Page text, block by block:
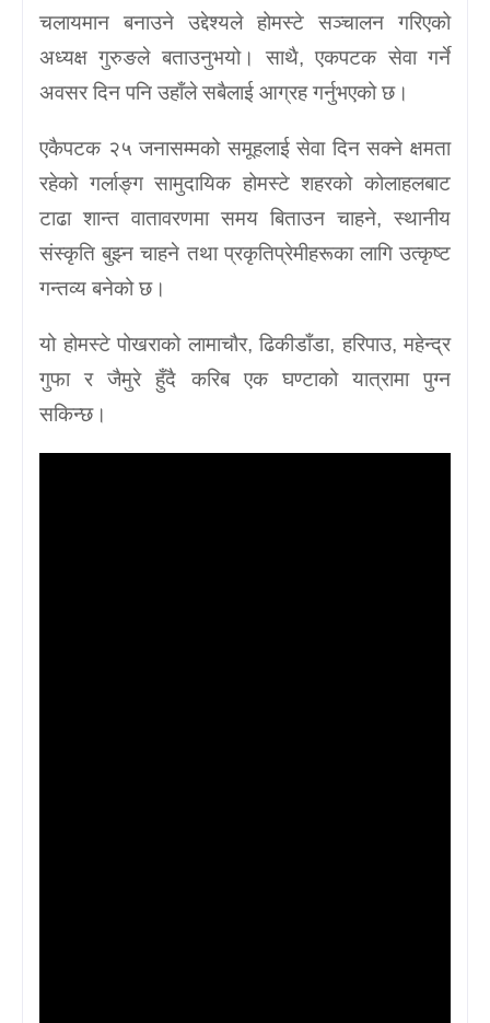
चलायमान बनाउने उद्देश्यले होमस्टे सञ्चालन गरिएको
अध्यक्ष गुरुङले बताउनुभयो। साथै, एकपटक सेवा गर्ने
अवसर दिन पनि उहाँले सबैलाई आग्रह गर्नुभएको छ।
एकैपटक २५ जनासम्मको समूहलाई सेवा दिन सक्ने क्षमता
रहेको गर्लाङ्ग सामुदायिक होमस्टे शहरको कोलाहलबाट
टाढा शान्त वातावरणमा समय बिताउन चाहने, स्थानीय
संस्कृति बुझ्न चाहने तथा प्रकृतिप्रेमीहरूका लागि उत्कृष्ट
गन्तव्य बनेको छ।
यो होमस्टे पोखराको लामाचौर, ढिकीडाँडा, हरिपाउ, महेन्द्र
गुफा र जैमुरे हुँदै करिब एक घण्टाको यात्रामा पुग्न
सकिन्छ।